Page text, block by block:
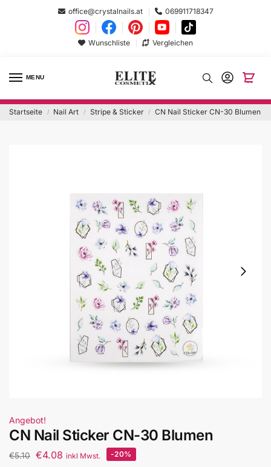
office@crystalnails.at 069911718347
Wunschliste Vergleichen
MENU
Startseite / Nail Art / Stripe & Sticker / CN Nail Sticker CN-30 Blumen
Angebot!
CN Nail Sticker CN-30 Blumen
€5.10 €4.08 inkl Mwst. -20%